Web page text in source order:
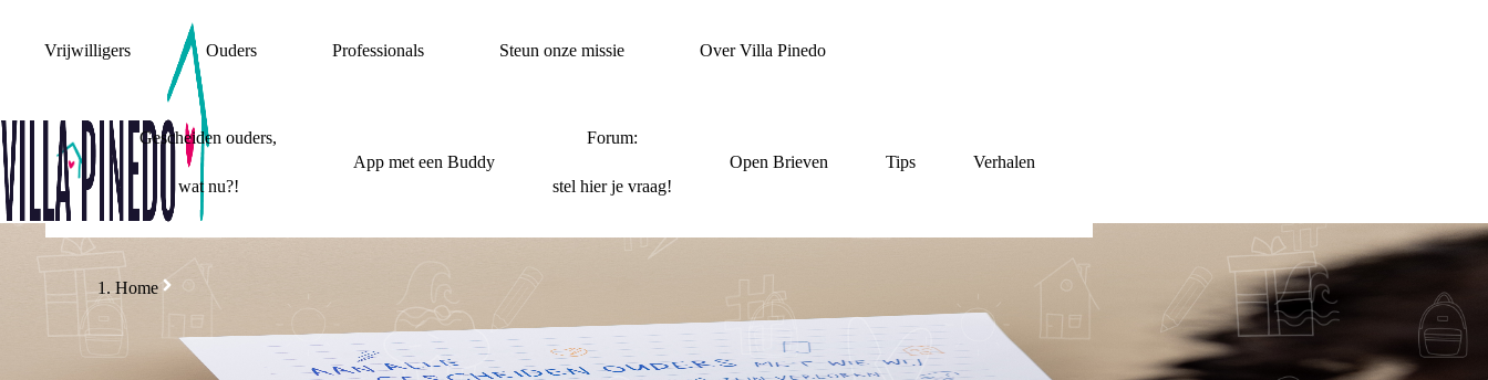
Vrijwilligers Ouders Professionals Steun onze missie Over Villa Pinedo
Gescheiden ouders,
wat nu?!
App met een Buddy
Forum:
stel hier je vraag!
Open Brieven Tips Verhalen
Home